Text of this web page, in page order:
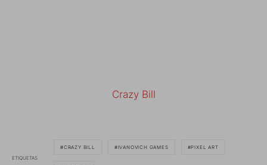
Crazy Bill
ETIQUETAS
CRAZY BILL IVANOVICH GAMES PIXEL ART